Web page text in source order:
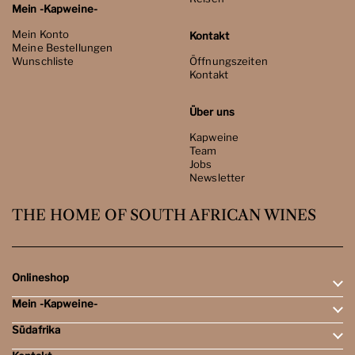
Mein -Kapweine-
Mein Konto
Meine Bestellungen
Wunschliste
Kontakt
Öffnungszeiten
Kontakt
Über uns
Kapweine
Team
Jobs
Newsletter
THE HOME OF SOUTH AFRICAN WINES
Onlineshop
Rotweine
Weissweine
Schaumweine
Tasting-Sets
Mein -Kapweine-
Mein Konto
Meine Bestellungen
Südafrika